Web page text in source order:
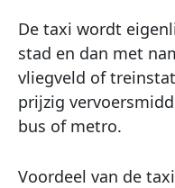
De taxi wordt
stad en dan met
vliegveld of
prijzig
bus of metro.
Voordeel van de